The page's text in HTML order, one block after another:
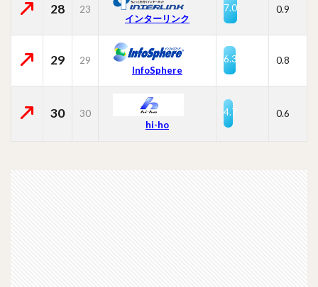
28
23
インターリンク
7.0 0.9
29
29
InfoSphere
6.3 0.8
30
30
hi-ho
4.7 0.6